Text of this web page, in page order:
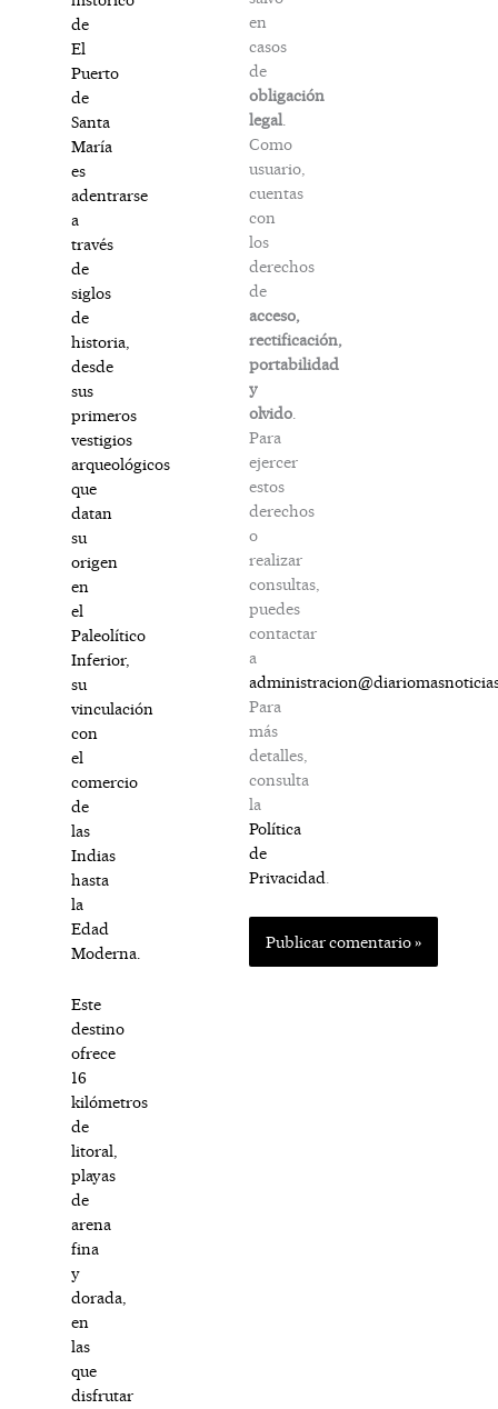
de
El
Puerto
de
Santa
María
es
adentrarse
a
través
de
siglos
de
historia,
desde
sus
primeros
vestigios
arqueológicos
que
datan
su
origen
en
el
Paleolítico
Inferior,
su
vinculación
con
el
comercio
de
las
Indias
hasta
la
Edad
Moderna.
Este
destino
ofrece
16
kilómetros
de
litoral,
playas
de
arena
fina
y
dorada,
en
las
que
disfrutar
en
casos
de
obligación
legal.
Como
usuario,
cuentas
con
los
derechos
de
acceso,
rectificación,
portabilidad
y
olvido.
Para
ejercer
estos
derechos
o
realizar
consultas,
puedes
contactar
a
Para
más
detalles,
consulta
la
Política
de
Privacidad